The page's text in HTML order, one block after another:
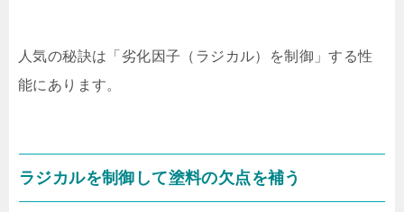
人気の秘訣は「劣化因子（ラジカル）を制御」する性
能にあります。
ラジカルを制御して塗料の欠点を補う